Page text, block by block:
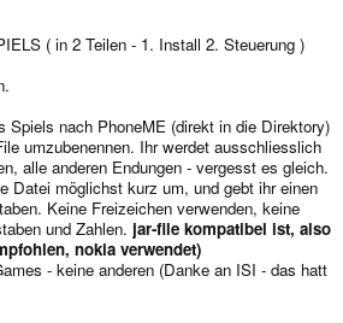
( in 2 Teilen - 1. Install 2. Steuerung )
Spiels nach PhoneME (direkt in die Direktory)
umzubenennen. Ihr werdet ausschliesslich
alle anderen Endungen - vergesst es gleich.
Datei möglichst kurz um, und gebt ihr einen
Keine Freizeichen verwenden, keine
und Zahlen. jar-file kompatibel ist, also
nokia verwendet)
- keine anderen (Danke an ISI - das hatt